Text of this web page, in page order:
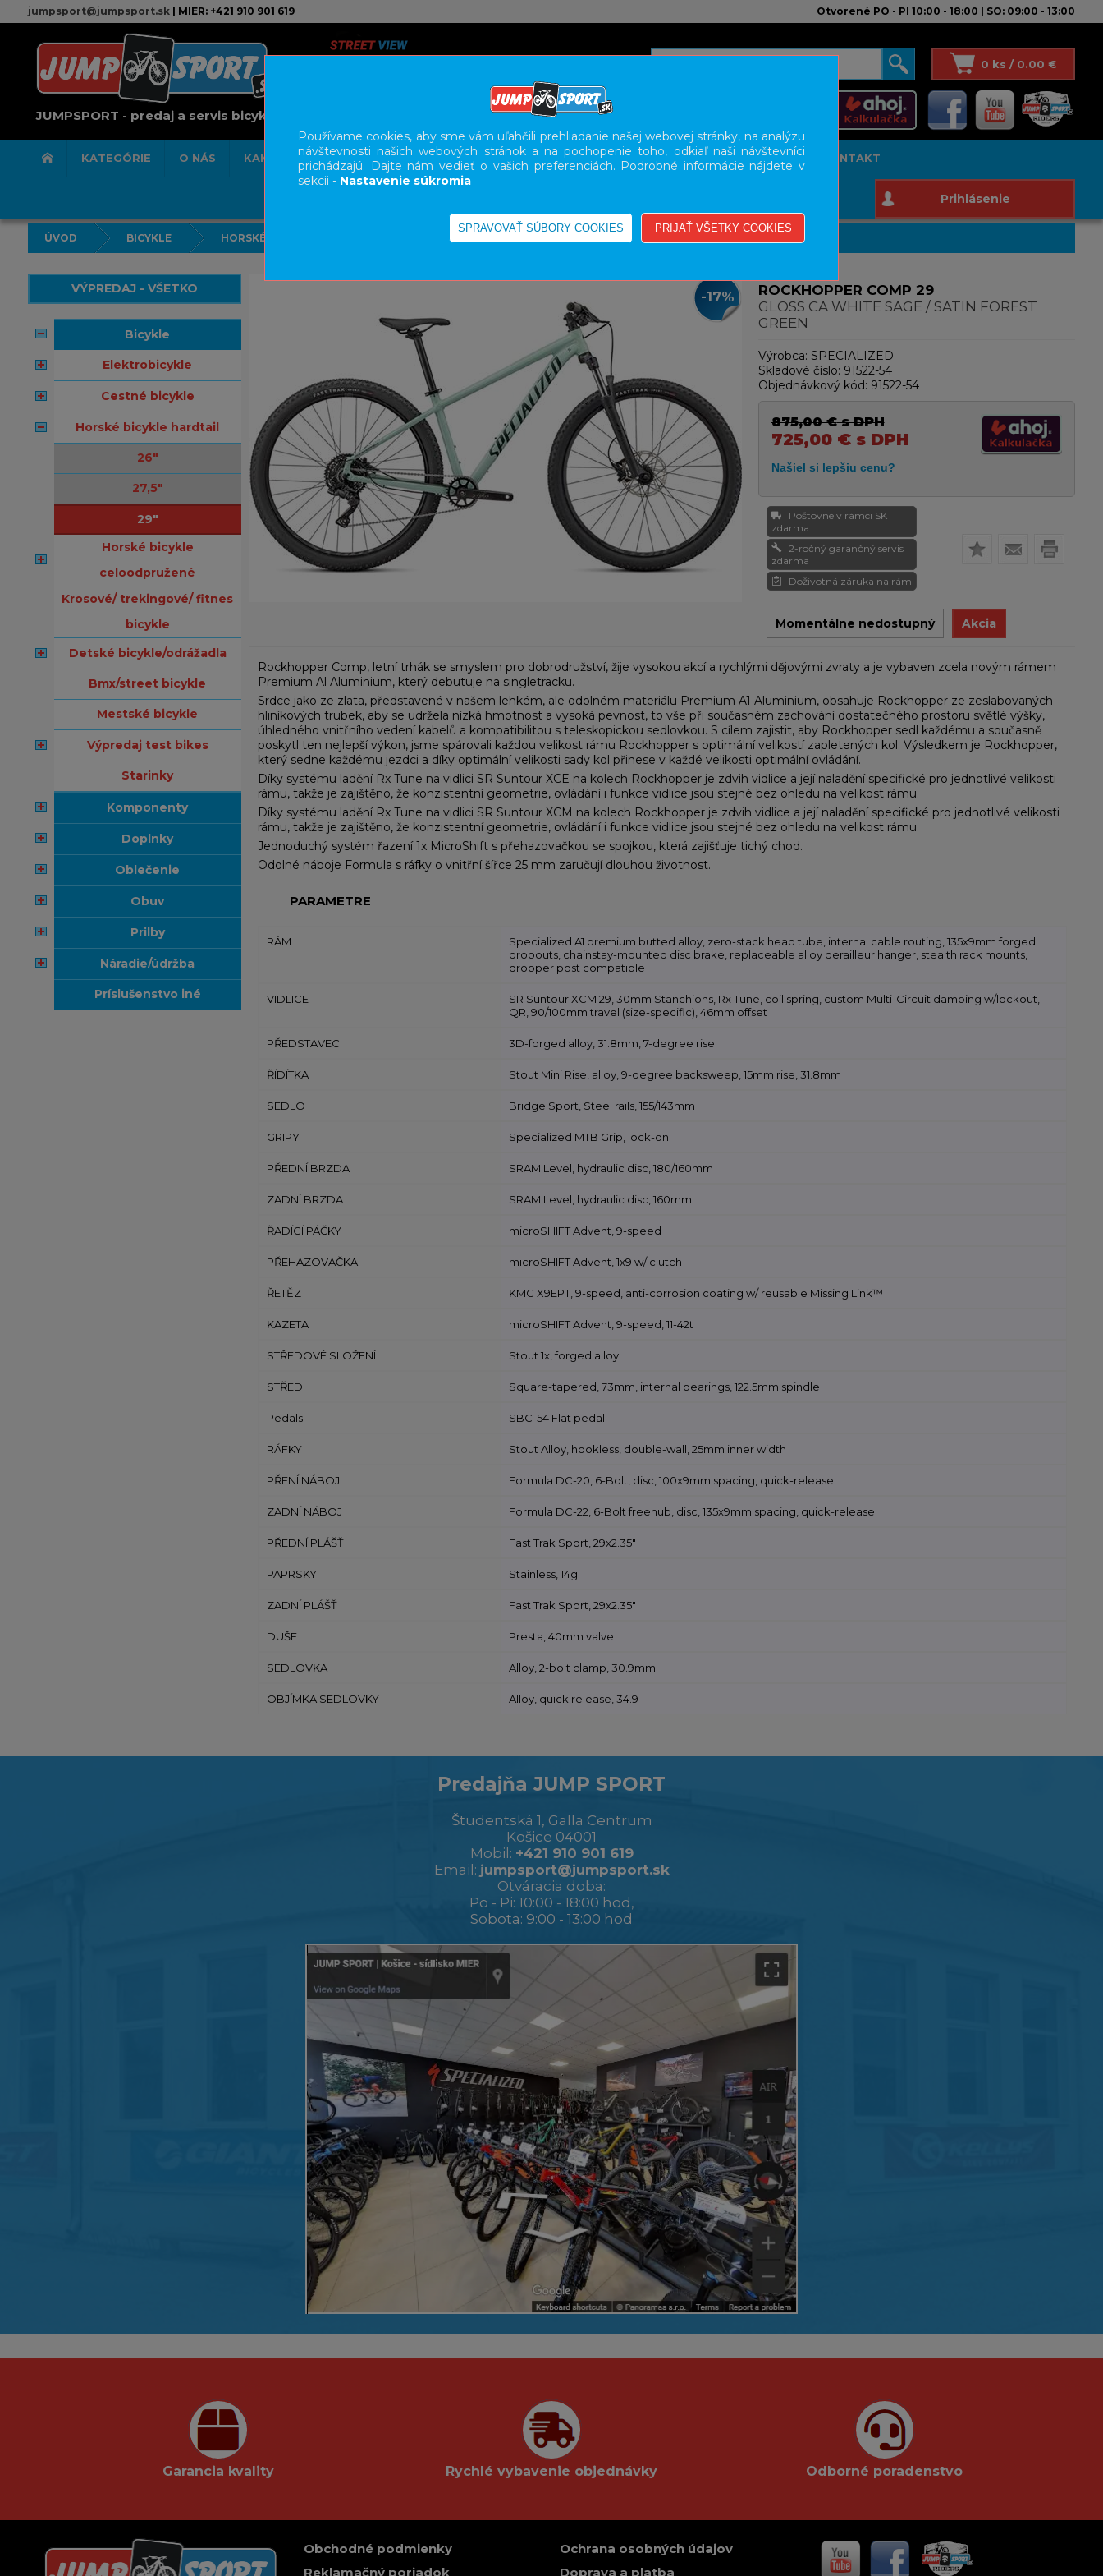
jumpsport@jumpsport.sk| MIER: +421 910 901 619 Otvorené PO - PI 10:00 - 18:00 | SO: 09:00 - 13:00
JUMPSPORT - predaj a servis bicyklov
0 ks / 0.00 €
KATEGÓRIE O NÁS KAMENNÁ PREDAJNA SERVIS SLUŽBY KARIÉRA BODY GEOMETRY FIT STUDIO KONTAKT
Prihlásenie
ÚVOD BICYKLE HORSKÉ BICYKLE HARDTAIL
VÝPREDAJ - VŠETKO
bicykle
elektrobicykle
cestné bicykle
horské bicykle hardtail
26"
27,5"
29"
horské bicykle
celoodpružené
krosové/ trekingové/ fitnes
bicykle
detské bicykle/odrážadla
bmx/street bicykle
mestské bicykle
výpredaj test bikes
starinky
komponenty
doplnky
oblečenie
obuv
prilby
náradie/údržba
príslušenstvo iné
-17%
ROCKHOPPER COMP 29
GLOSS CA WHITE SAGE / SATIN FOREST
GREEN
Výrobca: SPECIALIZED
Skladové číslo: 91522-54
Objednávkový kód: 91522-54
875,00 €s DPH
725,00 €s DPH
| Poštovné v rámci SK
zdarma
| 2-ročný garančný servis
zdarma
| Doživotná záruka na rám
Momentálne nedostupný Akcia
Rockhopper Comp, letní trhák se smyslem pro dobrodružství, žije vysokou akcí a rychlými dějovými zvraty a je vybaven zcela novým rámem
Premium Al Aluminium, který debutuje na singletracku.
Srdce jako ze zlata, představené v našem lehkém, ale odolném materiálu Premium A1 Aluminium, obsahuje Rockhopper ze zeslabovaných
hliníkových trubek, aby se udržela nízká hmotnost a vysoká pevnost, to vše při současném zachování dostatečného prostoru světlé výšky,
úhledného vnitřního vedení kabelů a kompatibilitou s teleskopickou sedlovkou. S cílem zajistit, aby Rockhopper sedl každému a současně
poskytl ten nejlepší výkon, jsme spárovali každou velikost rámu Rockhopper s optimální velikostí zapletených kol. Výsledkem je Rockhopper,
který sedne každému jezdci a díky optimální velikosti sady kol přinese v každé velikosti optimální ovládání.
Díky systému ladění Rx Tune na vidlici SR Suntour XCE na kolech Rockhopper je zdvih vidlice a její naladění specifické pro jednotlivé velikosti
rámu, takže je zajištěno, že konzistentní geometrie, ovládání i funkce vidlice jsou stejné bez ohledu na velikost rámu.
Díky systému ladění Rx Tune na vidlici SR Suntour XCM na kolech Rockhopper je zdvih vidlice a její naladění specifické pro jednotlivé velikosti
rámu, takže je zajištěno, že konzistentní geometrie, ovládání i funkce vidlice jsou stejné bez ohledu na velikost rámu.
Jednoduchý systém řazení 1x MicroShift s přehazovačkou se spojkou, která zajišťuje tichý chod.
Odolné náboje Formula s ráfky o vnitřní šířce 25 mm zaručují dlouhou životnost.
PARAMETRE
RÁM
Specialized A1 premium butted alloy, zero-stack head tube, internal cable routing, 135x9mm forged
dropouts, chainstay-mounted disc brake, replaceable alloy derailleur hanger, stealth rack mounts,
dropper post compatible
VIDLICE
SR Suntour XCM 29, 30mm Stanchions, Rx Tune, coil spring, custom Multi-Circuit damping w/lockout,
QR, 90/100mm travel (size-specific), 46mm offset
PŘEDSTAVEC 3D-forged alloy, 31.8mm, 7-degree rise
ŘÍDÍTKA Stout Mini Rise, alloy, 9-degree backsweep, 15mm rise, 31.8mm
SEDLO Bridge Sport, Steel rails, 155/143mm
GRIPY Specialized MTB Grip, lock-on
PŘEDNÍ BRZDA SRAM Level, hydraulic disc, 180/160mm
ZADNÍ BRZDA SRAM Level, hydraulic disc, 160mm
ŘADÍCÍ PÁČKY microSHIFT Advent, 9-speed
PŘEHAZOVAČKA microSHIFT Advent, 1x9 w/ clutch
ŘETĚZ KMC X9EPT, 9-speed, anti-corrosion coating w/ reusable Missing Link™
KAZETA microSHIFT Advent, 9-speed, 11-42t
STŘEDOVÉ SLOŽENÍ Stout 1x, forged alloy
STŘED Square-tapered, 73mm, internal bearings, 122.5mm spindle
Pedals SBC-54 Flat pedal
RÁFKY Stout Alloy, hookless, double-wall, 25mm inner width
PŘENÍ NÁBOJ Formula DC-20, 6-Bolt, disc, 100x9mm spacing, quick-release
ZADNÍ NÁBOJ Formula DC-22, 6-Bolt freehub, disc, 135x9mm spacing, quick-release
PŘEDNÍ PLÁŠŤ Fast Trak Sport, 29x2.35"
PAPRSKY Stainless, 14g
ZADNÍ PLÁŠŤ Fast Trak Sport, 29x2.35"
DUŠE Presta, 40mm valve
SEDLOVKA Alloy, 2-bolt clamp, 30.9mm
OBJÍMKA SEDLOVKY Alloy, quick release, 34.9
Predajňa JUMP SPORT
Študentská 1, Galla Centrum
Košice 04001
Mobil: +421 910 901 619
Email: jumpsport@jumpsport.sk
Otváracia doba:
Po - Pi: 10:00 - 18:00 hod,
Sobota: 9:00 - 13:00 hod
Garancia kvality Rychlé vybavenie objednávky Odborné poradenstvo
Obchodné podmienky
Reklamačný poriadok
Ochrana osobných údajov
Doprava a platba
Používame cookies, aby sme vám uľahčili prehliadanie našej webovej stránky, na analýzu
návštevnosti našich webových stránok a na pochopenie toho, odkiaľ naši návštevníci
prichádzajú. Dajte nám vedieť o vašich preferenciách. Podrobné informácie nájdete v
sekcii - Nastavenie súkromia